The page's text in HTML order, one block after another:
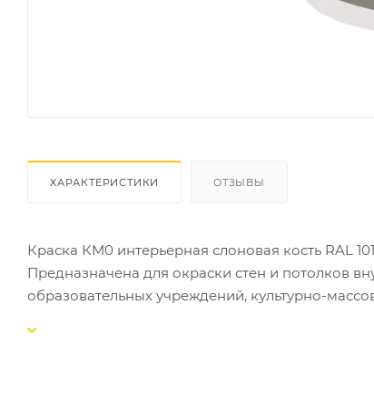
ХАРАКТЕРИСТИКИ ОТЗЫВЫ
Краска КМ0 интерьерная слоновая кость RAL
Предназначена для окраски стен и потолков
образовательных учреждений, культурно-